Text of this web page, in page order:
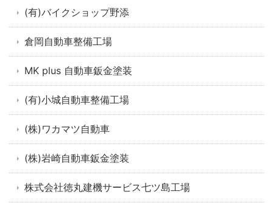
(有)バイクショップ野添
倉岡自動車整備工場
MK plus 自動車鈑金塗装
(有)小城自動車整備工場
(株)ワカマツ自動車
(株)岩崎自動車鈑金塗装
株式会社徳丸建機サービス七ツ島工場